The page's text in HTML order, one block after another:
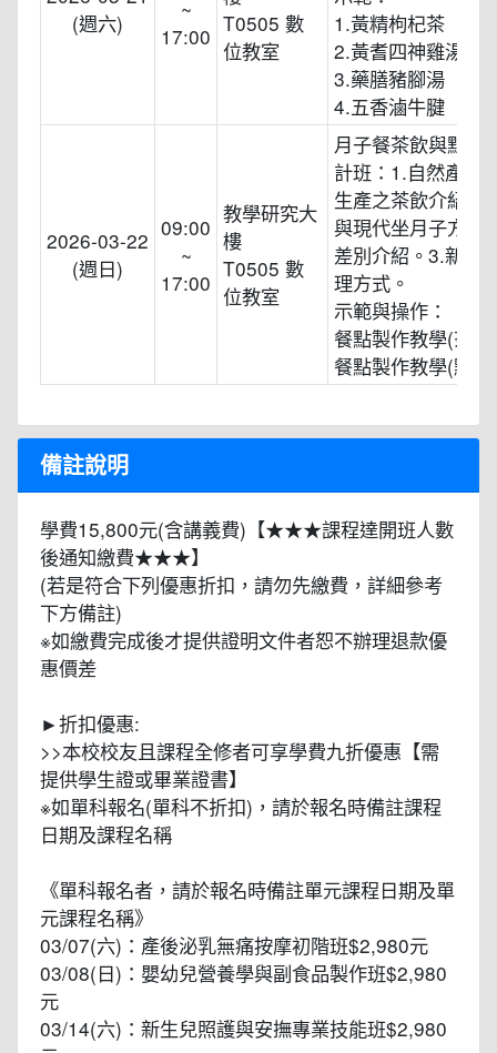
(週六)
~
17:00 T0505 數
位教室
1.黃精枸杞茶
2.黃耆四神雞湯
3.藥膳豬腳湯
4.五香滷牛腱
2026-03-22
(週日)
09:00
~
17:00
教學研究大
樓
T0505 數
位教室
月子餐茶飲與點心
計班：1.自然產/剖
生產之茶飲介紹。
與現代坐月子方式
差別介紹。3.新式
理方式。
示範與操作：
餐點製作教學(茶飲
餐點製作教學(點心
備註說明
學費15,800元(含講義費)【★★★課程達開班人數
後通知繳費★★★】
(若是符合下列優惠折扣，請勿先繳費，詳細參考
下方備註)
※如繳費完成後才提供證明文件者恕不辦理退款優
惠價差
►折扣優惠:
>>本校校友且課程全修者可享學費九折優惠【需
提供學生證或畢業證書】
※如單科報名(單科不折扣)，請於報名時備註課程
日期及課程名稱
《單科報名者，請於報名時備註單元課程日期及單
元課程名稱》
03/07(六)：產後泌乳無痛按摩初階班$2,980元
03/08(日)：嬰幼兒營養學與副食品製作班$2,980
元
03/14(六)：新生兒照護與安撫專業技能班$2,980